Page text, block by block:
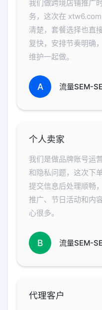
我们做跨境店铺推广
务，这次在
清楚，套餐选择也直
复快，安排节奏明确
维护一起做。
A 流量SEM-
个人卖家
我们是做品牌账号运
和隐私问题，这次下
提交信息后处理顺畅
推广、节日活动和内
心很多。
B 流量SEM-
代理客户